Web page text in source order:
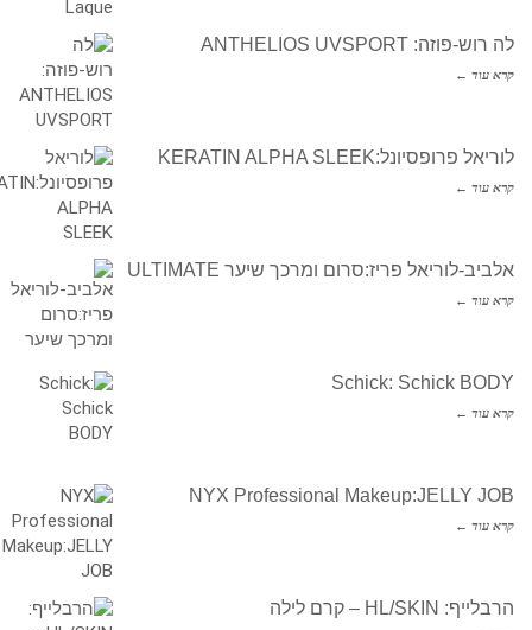
לה רוש-פוזה: ANTHELIOS UVSPORT
קרא עוד ←
לוריאל פרופסיונל:KERATIN ALPHA SLEEK
קרא עוד ←
אלביב-לוריאל פריז:סרום ומרכך שיער ULTIMATE
קרא עוד ←
Schick: Schick BODY
קרא עוד ←
NYX Professional Makeup:JELLY JOB
קרא עוד ←
הרבלייף: HL/SKIN – קרם לילה